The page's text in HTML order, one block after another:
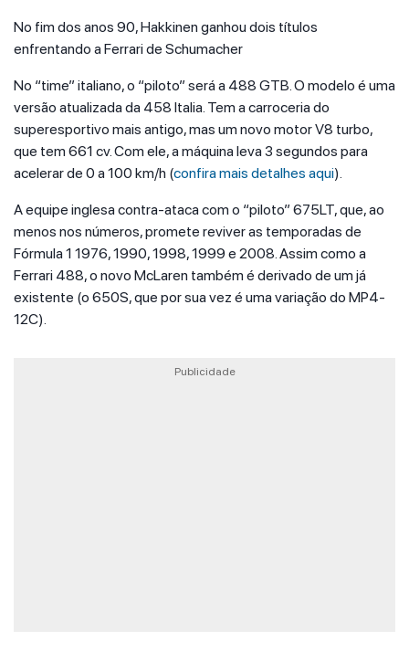
No fim dos anos 90, Hakkinen ganhou dois títulos
enfrentando a Ferrari de Schumacher
No “time” italiano, o “piloto” será a 488 GTB. O modelo é uma
versão atualizada da 458 Italia. Tem a carroceria do
superesportivo mais antigo, mas um novo motor V8 turbo,
que tem 661 cv. Com ele, a máquina leva 3 segundos para
acelerar de 0 a 100 km/h (confira mais detalhes aqui).
A equipe inglesa contra-ataca com o “piloto” 675LT, que, ao
menos nos números, promete reviver as temporadas de
Fórmula 1 1976, 1990, 1998, 1999 e 2008. Assim como a
Ferrari 488, o novo McLaren também é derivado de um já
existente (o 650S, que por sua vez é uma variação do MP4-
12C).
Publicidade